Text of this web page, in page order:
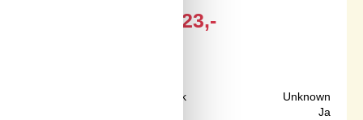
423,-
Grundstück
Unknown
Ja